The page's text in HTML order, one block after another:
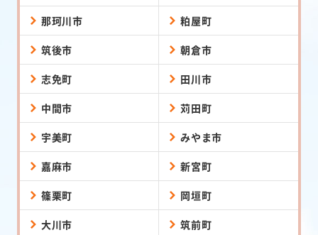
那珂川市 粕屋町
筑後市 朝倉市
志免町 田川市
中間市 苅田町
宇美町 みやま市
嘉麻市 新宮町
篠栗町 岡垣町
大川市 筑前町